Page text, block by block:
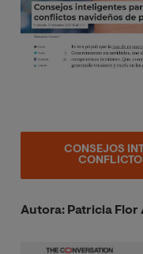
CONSEJOS
Autora: Patricia Flor